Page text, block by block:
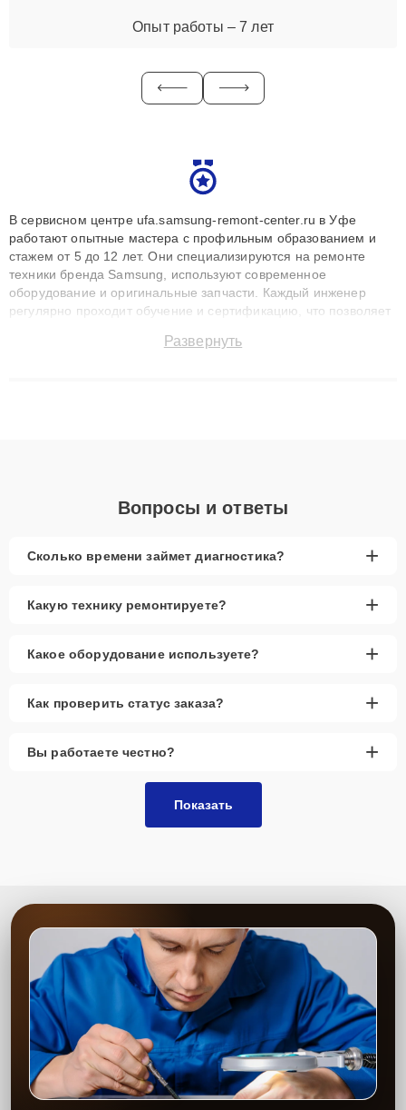
Опыт работы – 7 лет
В сервисном центре ufa.samsung-remont-center.ru в Уфе
работают опытные мастера с профильным образованием и
стажем от 5 до 12 лет. Они специализируются на ремонте
техники бренда Samsung, используют современное
оборудование и оригинальные запчасти. Каждый инженер
регулярно проходит обучение и сертификацию, что позволяет
технику с сохранением гарантии до 3 лет. Наши мастера
Развернуть
Вопросы и ответы
Сколько времени займет диагностика? +
Какую технику ремонтируете? +
Какое оборудование используете? +
Как проверить статус заказа? +
Вы работаете честно? +
Показать